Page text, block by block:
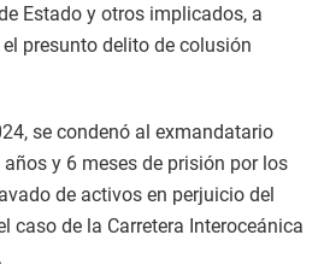
Estado y otros implicados, a
presunto delito de colusión
se condenó al exmandatario
y 6 meses de prisión por los
de activos en perjuicio del
caso de la Carretera Interoceánica